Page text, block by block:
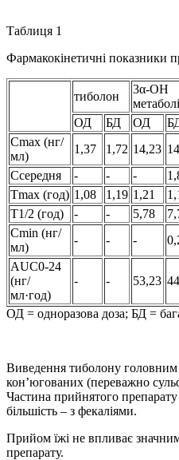
Таблиця 1
Фармакокінетичні показники
тиболон
3α-OH
ОД
БД ОД
Cmax (нг/
мл)
1,37 1,72 14,23
Cсередня
- - -
Tmax (год) 1,08 1,19 1,21
T1/2 (год)
- - 5,78
Cmin (нг/
мл)
- - -
AUC0-24
(нг/
мл·год)
- - 53,23
ОД = одноразова доза; БД =
Виведення тиболону головним
кон’югованих (переважно
Частина прийнятого препарату
більшість – з фекаліями.
Прийом їжі не впливає
препарату.